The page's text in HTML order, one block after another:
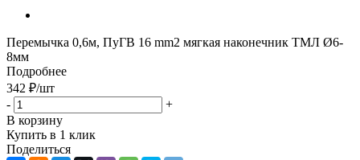
Перемычка 0,6м, ПуГВ 16 mm2 мягкая наконечник ТМЛ Ø6-
8мм
Подробнее
342 ₽/шт
-
+
В корзину
Купить в 1 клик
Поделиться